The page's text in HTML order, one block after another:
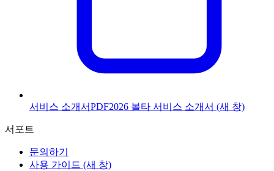
서비스 소개서PDF2026 볼타 서비스 소개서 (새 창)
서포트
문의하기
사용 가이드 (새 창)